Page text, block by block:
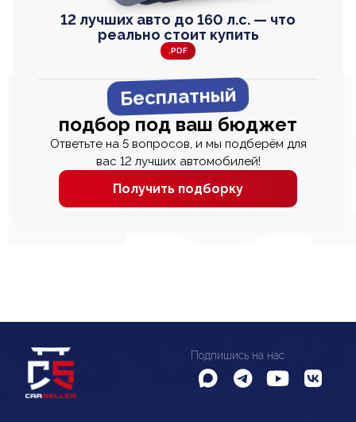
12 лучших авто до 160 л.с. — что
реально стоит купить
.PDF
Бесплатный
подбор под ваш бюджет
Ответьте на 5 вопросов, и мы подберём для
вас 12 лучших автомобилей!
Получить подборку
Подпишись на нас